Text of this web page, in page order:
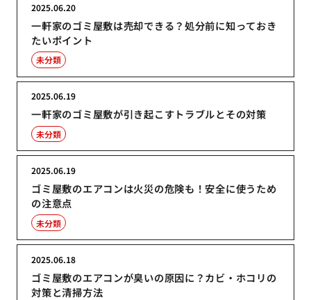
一軒家のゴミ屋敷は売却できる？処分前に知っておき
たいポイント
2025.06.20
未分類
一軒家のゴミ屋敷が引き起こすトラブルとその対策
2025.06.19
未分類
ゴミ屋敷のエアコンは火災の危険も！安全に使うため
の注意点
2025.06.19
未分類
ゴミ屋敷のエアコンが臭いの原因に？カビ・ホコリの
対策と清掃方法
2025.06.18